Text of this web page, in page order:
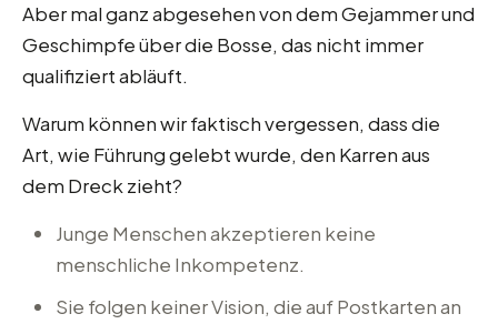
Aber mal ganz abgesehen von dem Gejammer und
Geschimpfe über die Bosse, das nicht immer
qualifiziert abläuft.
Warum können wir faktisch vergessen, dass die
Art, wie Führung gelebt wurde, den Karren aus
dem Dreck zieht?
Junge Menschen akzeptieren keine
menschliche Inkompetenz.
Sie folgen keiner Vision, die auf Postkarten an